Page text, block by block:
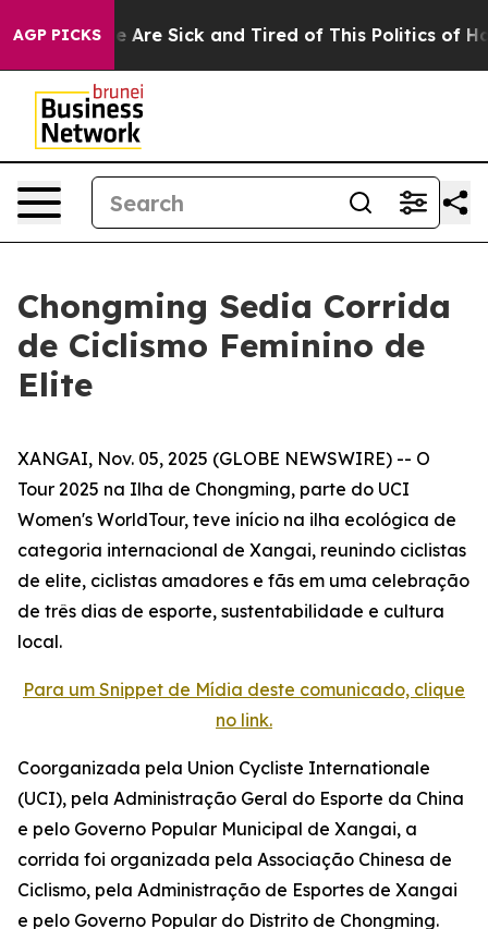
AGP PICKS
“People Are Sick and Tired of This Politics of
Chongming Sedia Corrida
de Ciclismo Feminino de
Elite
XANGAI, Nov. 05, 2025 (GLOBE NEWSWIRE) -- O
Tour 2025 na Ilha de Chongming, parte do UCI
Women's WorldTour, teve início na ilha ecológica de
categoria internacional de Xangai, reunindo ciclistas
de elite, ciclistas amadores e fãs em uma celebração
de três dias de esporte, sustentabilidade e cultura
local.
Para um Snippet de Mídia deste comunicado, clique
no link.
Coorganizada pela Union Cycliste Internationale
(UCI), pela Administração Geral do Esporte da China
e pelo Governo Popular Municipal de Xangai, a
corrida foi organizada pela Associação Chinesa de
Ciclismo, pela Administração de Esportes de Xangai
e pelo Governo Popular do Distrito de Chongming.